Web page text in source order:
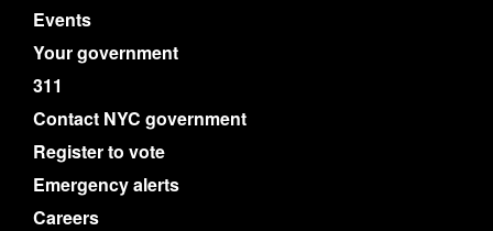
Events
Your government
311
Contact NYC government
Register to vote
Emergency alerts
Careers